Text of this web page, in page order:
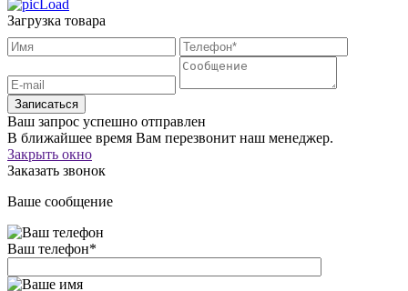
Загрузка товара
Записаться
Ваш запрос успешно отправлен
В ближайшее время Вам перезвонит наш менеджер.
Закрыть окно
Заказать звонок
Ваше сообщение
Ваш телефон*